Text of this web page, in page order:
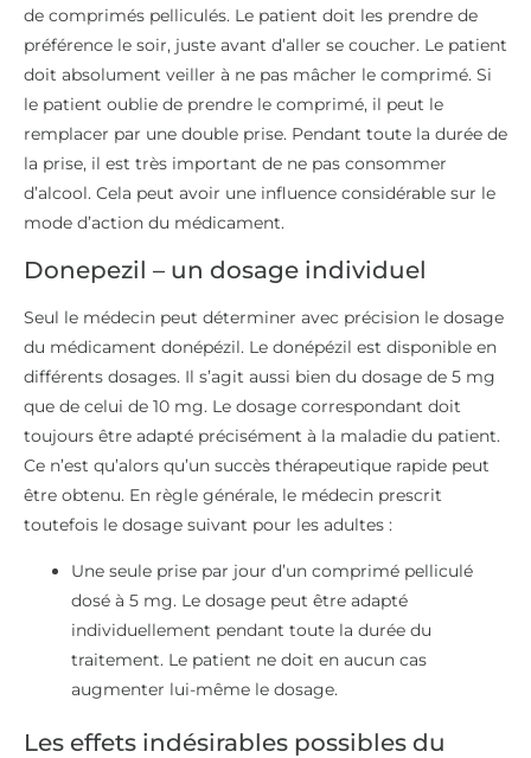
de comprimés pelliculés. Le patient doit les prendre de
préférence le soir, juste avant d’aller se coucher. Le patient
doit absolument veiller à ne pas mâcher le comprimé. Si
le patient oublie de prendre le comprimé, il peut le
remplacer par une double prise. Pendant toute la durée de
la prise, il est très important de ne pas consommer
d’alcool. Cela peut avoir une influence considérable sur le
mode d’action du médicament.
Donepezil – un dosage individuel
Seul le médecin peut déterminer avec précision le dosage
du médicament donépézil. Le donépézil est disponible en
différents dosages. Il s’agit aussi bien du dosage de 5 mg
que de celui de 10 mg. Le dosage correspondant doit
toujours être adapté précisément à la maladie du patient.
Ce n’est qu’alors qu’un succès thérapeutique rapide peut
être obtenu. En règle générale, le médecin prescrit
toutefois le dosage suivant pour les adultes :
Une seule prise par jour d’un comprimé pelliculé
dosé à 5 mg. Le dosage peut être adapté
individuellement pendant toute la durée du
traitement. Le patient ne doit en aucun cas
augmenter lui-même le dosage.
Les effets indésirables possibles du